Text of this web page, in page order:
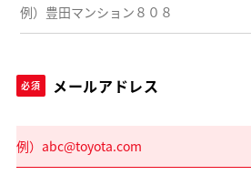
必須 メールアドレス